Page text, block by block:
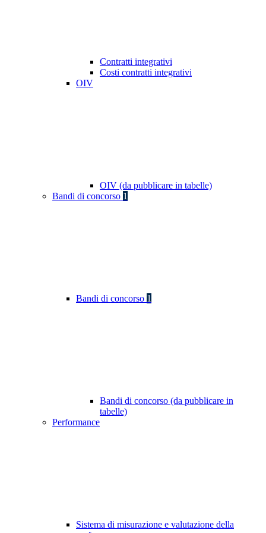
Contratti integrativi
Costi contratti integrativi
OIV
OIV (da pubblicare in tabelle)
Bandi di concorso 1
Bandi di concorso 1
Bandi di concorso (da pubblicare in
tabelle)
Performance
Sistema di misurazione e valutazione della